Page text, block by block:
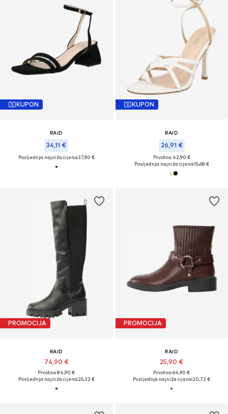
KUPON
RAID
34,11 €
Posljednja najniža cijena:37,90 €
KUPON
RAID
26,91 €
Prvotno: 42,90 €
Posljednja najniža cijena:15,68 €
PROMOCIJA
RAID
74,90 €
Prvotno: 84,90 €
Posljednja najniža cijena:26,32 €
PROMOCIJA
RAID
25,90 €
Prvotno: 64,90 €
Posljednja najniža cijena:20,72 €